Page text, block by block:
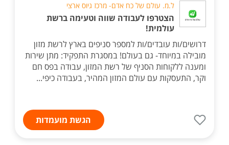
ל.מ. עולם של כח אדם- מרכז גיוס ארצי
הצטרפו לעבודה שווה וטעימה ברשת
עולמית!
דרושים/ות עובדים/ות למספר סניפים בארץ לרשת מזון
מובילה במיוחד- גם בעולם! במסגרת התפקיד: מתן שירות
ומענה ללקוחות הסניף של רשת המזון, עבודה בפס חם
וקר, התעסקות עם עולם המזון המהיר, בעבודה כיפי...
הגשת מועמדות